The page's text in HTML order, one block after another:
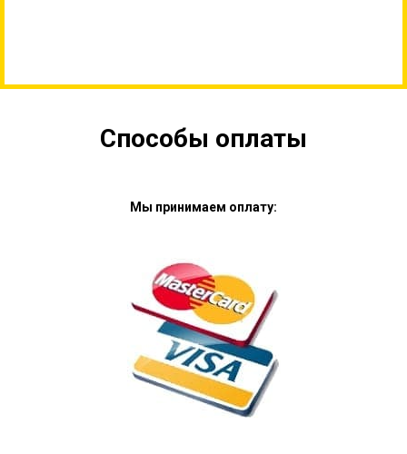
Способы оплаты
Мы принимаем оплату: